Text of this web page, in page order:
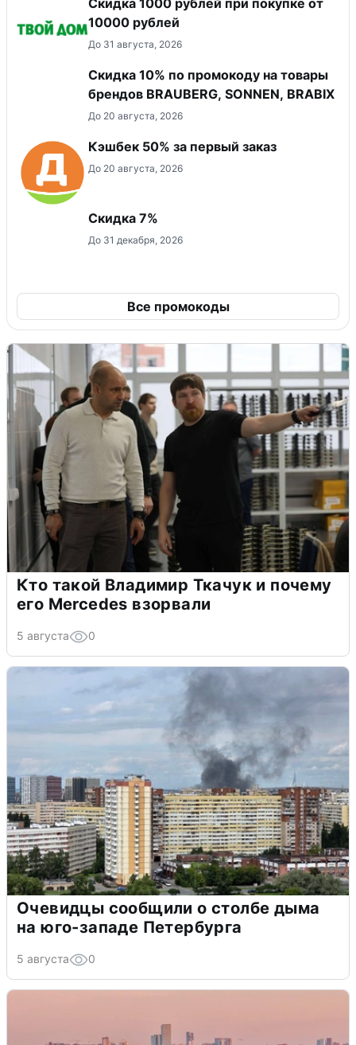
10000 рублей
До 31 августа, 2026
Скидка 10% по промокоду на товары
брендов BRAUBERG, SONNEN, BRABIX
До 20 августа, 2026
Кэшбек 50% за первый заказ
До 20 августа, 2026
​Скидка 7%
До 31 декабря, 2026
Все промокоды
Кто такой Владимир Ткачук и почему
его Mercedes взорвали
5 августа 0
Очевидцы сообщили о столбе дыма
на юго-западе Петербурга
5 августа 0